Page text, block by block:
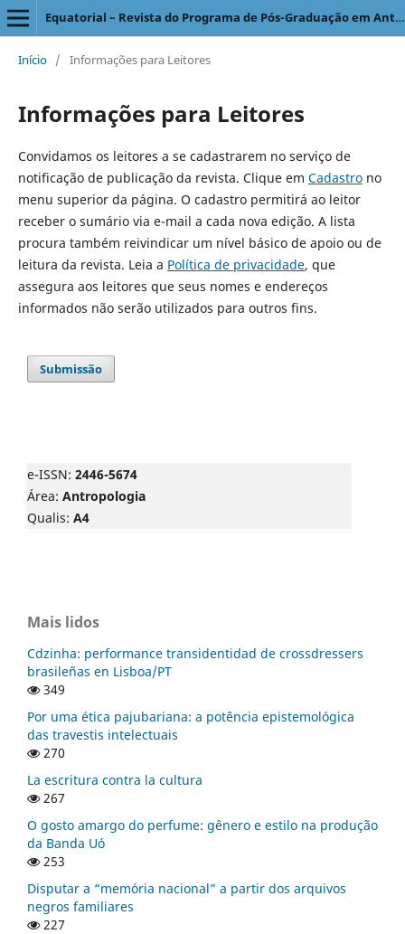
Equatorial – Revista do Programa de Pós-Graduação em Antropologia Social
Início / Informações para Leitores
Informações para Leitores
Convidamos os leitores a se cadastrarem no serviço de
notificação de publicação da revista. Clique em Cadastrono
menu superior da página. O cadastro permitirá ao leitor
receber o sumário via e-mail a cada nova edição. A lista
procura também reivindicar um nível básico de apoio ou de
leitura da revista. Leia a Política de privacidade, que
assegura aos leitores que seus nomes e endereços
informados não serão utilizados para outros fins.
Submissão
e-ISSN: 2446-5674
Área: Antropologia
Qualis: A4
Mais lidos
Cdzinha: performance transidentidad de crossdressers
brasileñas en Lisboa/PT
349
Por uma ética pajubariana: a potência epistemológica
das travestis intelectuais
270
La escritura contra la cultura
267
O gosto amargo do perfume: gênero e estilo na produção
da Banda Uó
253
Disputar a “memória nacional” a partir dos arquivos
negros familiares
227